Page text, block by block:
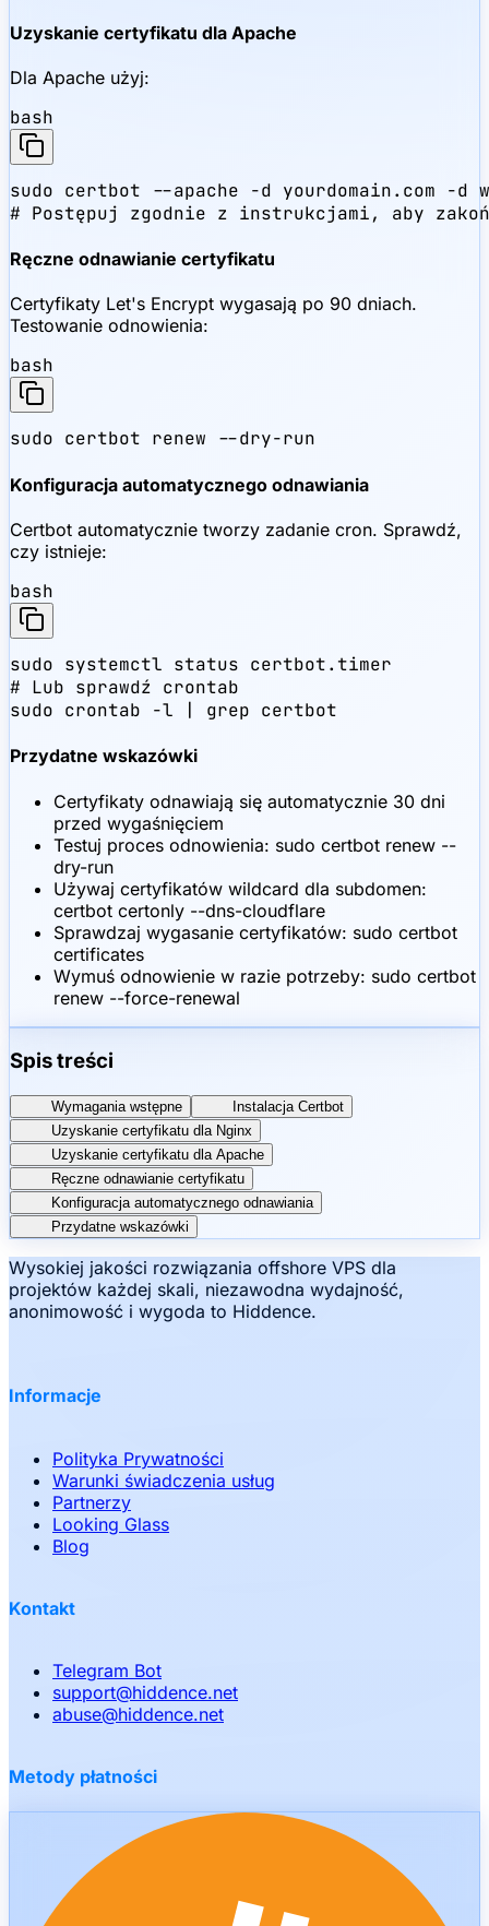
Uzyskanie certyfikatu dla Apache
Dla Apache użyj:
bash
sudo certbot --apache -d yourdomain.com -d
# Postępuj zgodnie z instrukcjami, aby
Ręczne odnawianie certyfikatu
Certyfikaty Let's Encrypt wygasają po 90 dniach.
Testowanie odnowienia:
bash
sudo certbot renew --dry-run
Konfiguracja automatycznego odnawiania
Certbot automatycznie tworzy zadanie cron. Sprawdź,
czy istnieje:
bash
sudo systemctl status certbot.timer
# Lub sprawdź crontab
sudo crontab -l | grep certbot
Przydatne wskazówki
Certyfikaty odnawiają się automatycznie 30 dni
przed wygaśnięciem
Testuj proces odnowienia: sudo certbot renew --
dry-run
Używaj certyfikatów wildcard dla subdomen:
certbot certonly --dns-cloudflare
Sprawdzaj wygasanie certyfikatów: sudo certbot
certificates
Wymuś odnowienie w razie potrzeby: sudo certbot
renew --force-renewal
Spis treści
Wymagania wstępne
Instalacja Certbot
Uzyskanie certyfikatu dla Nginx
Uzyskanie certyfikatu dla Apache
Ręczne odnawianie certyfikatu
Konfiguracja automatycznego odnawiania
Przydatne wskazówki
Wysokiej jakości rozwiązania offshore VPS dla
projektów każdej skali, niezawodna wydajność,
anonimowość i wygoda to Hiddence.
Informacje
Polityka Prywatności
Warunki świadczenia usług
Partnerzy
Looking Glass
Blog
Kontakt
Telegram Bot
support@hiddence.net
abuse@hiddence.net
Metody płatności